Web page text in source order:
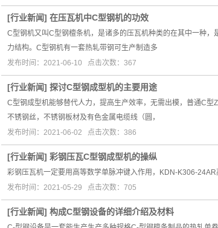
[行业新闻] 在压瓦机中C型钢机的功效
C型钢机又叫C型钢檀条机，是诸多的压瓦机种类的在其中一种
力结构。C型钢机有一套热轧带钢可生产制造多
发布时间：2021-06-10 点击次数：367
[行业新闻] 探讨C型钢成型机的主要用途
C型钢成型机能够替代人力，提高生产效率，无需出模，普通C
不锈钢丝，不锈钢板材及有色金属电缆线（圆，
发布时间：2021-06-02 点击次数：386
[行业新闻] 彩钢压瓦C型钢成型机的操纵
彩钢压瓦机一定要用高等数学单脉冲键入作用，KDN-K306-
发布时间：2021-05-29 点击次数：705
[行业新闻] 构成C型钢设备的详细介绍及材料